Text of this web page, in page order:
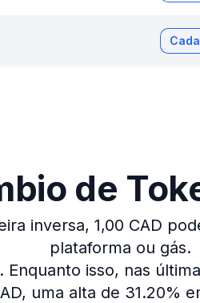
de
inversa, 1,00 CAD
plataforma ou gás.
Enquanto isso, nas
uma alta de 31.20%